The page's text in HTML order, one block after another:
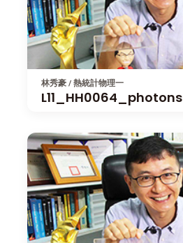
林秀豪 / 熱統計物理一
L11_HH0064_photons